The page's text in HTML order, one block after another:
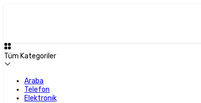
Tüm Kategoriler
Araba
Telefon
Elektronik